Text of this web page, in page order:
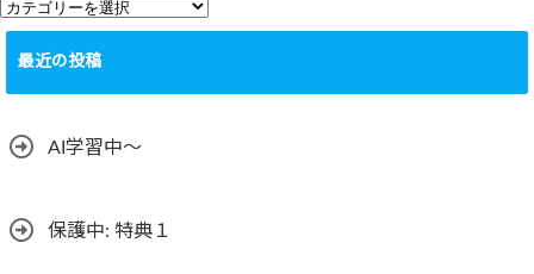
カ
テ
リ
最近の投稿
AI学習中〜
保護中: 特典１